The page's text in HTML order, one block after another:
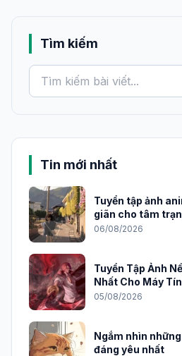
Tìm kiếm
Tin mới nhất
Tuyển tập ảnh
giãn cho tâm
06/08/2026
Tuyển Tập Ảnh
Nhất Cho Máy
05/08/2026
Ngắm nhìn
đáng yêu nhất